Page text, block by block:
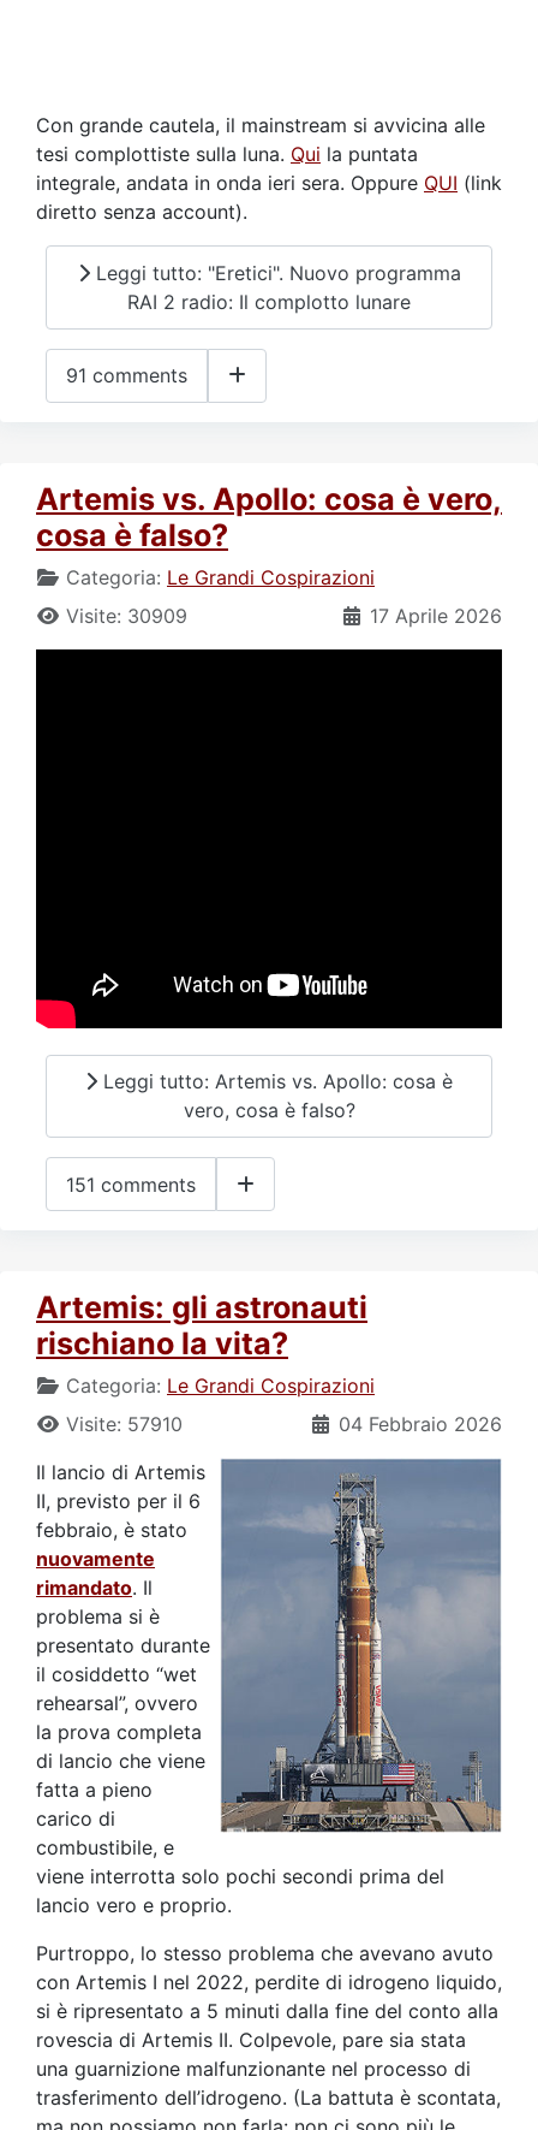
Con grande cautela, il mainstream si avvicina alle
tesi complottiste sulla luna. Qui la puntata
integrale, andata in onda ieri sera. Oppure QUI (link
diretto senza account).
Leggi tutto: "Eretici". Nuovo programma
RAI 2 radio: Il complotto lunare
91 comments
Artemis vs. Apollo: cosa è vero,
cosa è falso?
Categoria: Le Grandi Cospirazioni
17 Aprile 2026
Visite: 30909
Leggi tutto: Artemis vs. Apollo: cosa è
vero, cosa è falso?
151 comments
Artemis: gli astronauti
rischiano la vita?
Categoria: Le Grandi Cospirazioni
04 Febbraio 2026
Visite: 57910
Il lancio di Artemis
II, previsto per il 6
febbraio, è stato
nuovamente
rimandato. Il
problema si è
presentato durante
il cosiddetto “wet
rehearsal”, ovvero
la prova completa
di lancio che viene
fatta a pieno
carico di
combustibile, e
viene interrotta solo pochi secondi prima del
lancio vero e proprio.
Purtroppo, lo stesso problema che avevano avuto
con Artemis I nel 2022, perdite di idrogeno liquido,
si è ripresentato a 5 minuti dalla fine del conto alla
rovescia di Artemis II. Colpevole, pare sia stata
una guarnizione malfunzionante nel processo di
trasferimento dell’idrogeno. (La battuta è scontata,